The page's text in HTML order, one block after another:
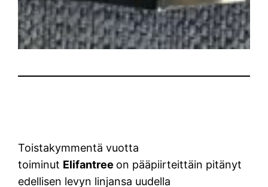
Toistakymmentä vuotta
toiminut Elifantree on pääpiirteittäin pitänyt
edellisen levyn linjansa uudella